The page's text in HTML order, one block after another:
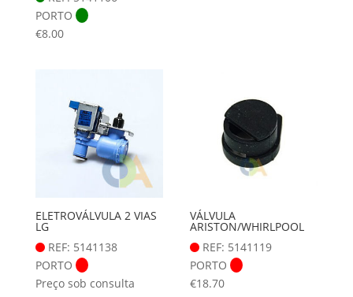
PORTO
€8.00
ELETROVÁLVULA 2 VIAS
LG
REF: 5141138
PORTO
Preço sob consulta
VÁLVULA
ARISTON/WHIRLPOOL
REF: 5141119
PORTO
€18.70